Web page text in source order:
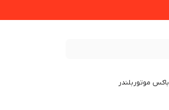
باکس موتوربلندر